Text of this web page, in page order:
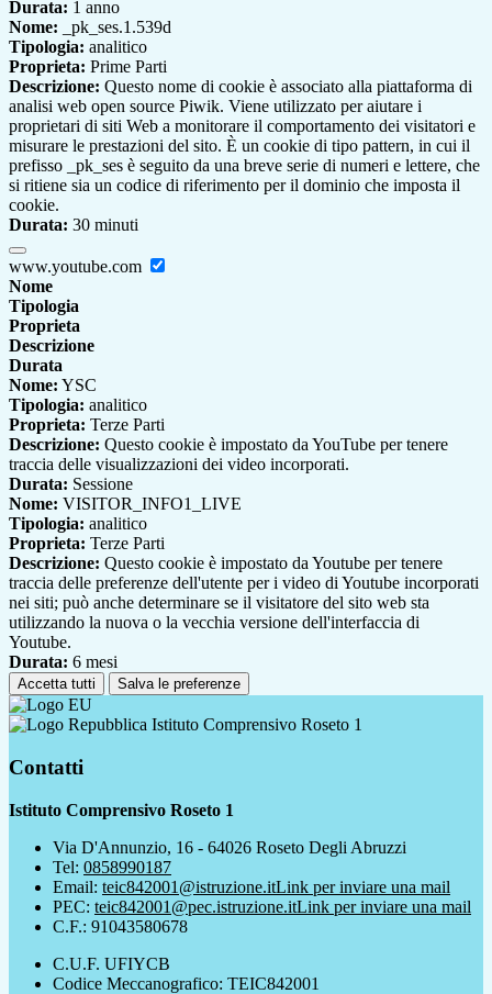
Durata: 1 anno
Nome: _pk_ses.1.539d
Tipologia: analitico
Proprieta: Prime Parti
Descrizione: Questo nome di cookie è associato alla piattaforma di
analisi web open source Piwik. Viene utilizzato per aiutare i
proprietari di siti Web a monitorare il comportamento dei visitatori e
misurare le prestazioni del sito. È un cookie di tipo pattern, in cui il
prefisso _pk_ses è seguito da una breve serie di numeri e lettere, che
si ritiene sia un codice di riferimento per il dominio che imposta il
cookie.
Durata: 30 minuti
www.youtube.com
Nome
Tipologia
Proprieta
Descrizione
Durata
Nome: YSC
Tipologia: analitico
Proprieta: Terze Parti
Descrizione: Questo cookie è impostato da YouTube per tenere
traccia delle visualizzazioni dei video incorporati.
Durata: Sessione
Nome: VISITOR_INFO1_LIVE
Tipologia: analitico
Proprieta: Terze Parti
Descrizione: Questo cookie è impostato da Youtube per tenere
traccia delle preferenze dell'utente per i video di Youtube incorporati
nei siti; può anche determinare se il visitatore del sito web sta
utilizzando la nuova o la vecchia versione dell'interfaccia di
Youtube.
Durata: 6 mesi
Accetta tutti Salva le preferenze
Istituto Comprensivo Roseto 1
Contatti
Istituto Comprensivo Roseto 1
Via D'Annunzio, 16 - 64026 Roseto Degli Abruzzi
Tel: 0858990187
Email: teic842001@istruzione.itLink per inviare una mail
PEC: teic842001@pec.istruzione.itLink per inviare una mail
C.F.: 91043580678
C.U.F. UFIYCB
Codice Meccanografico: TEIC842001